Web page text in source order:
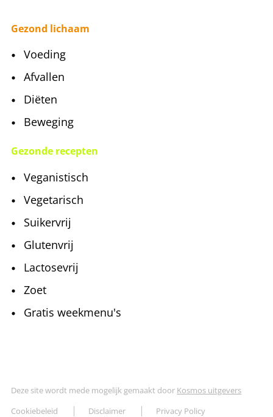
Gezond lichaam
Voeding
Afvallen
Diëten
Beweging
Gezonde recepten
Veganistisch
Vegetarisch
Suikervrij
Glutenvrij
Lactosevrij
Zoet
Gratis weekmenu's
Deze site wordt mede mogelijk gemaakt door Kosmos uitgevers
Cookiebeleid Disclaimer Privacy Policy